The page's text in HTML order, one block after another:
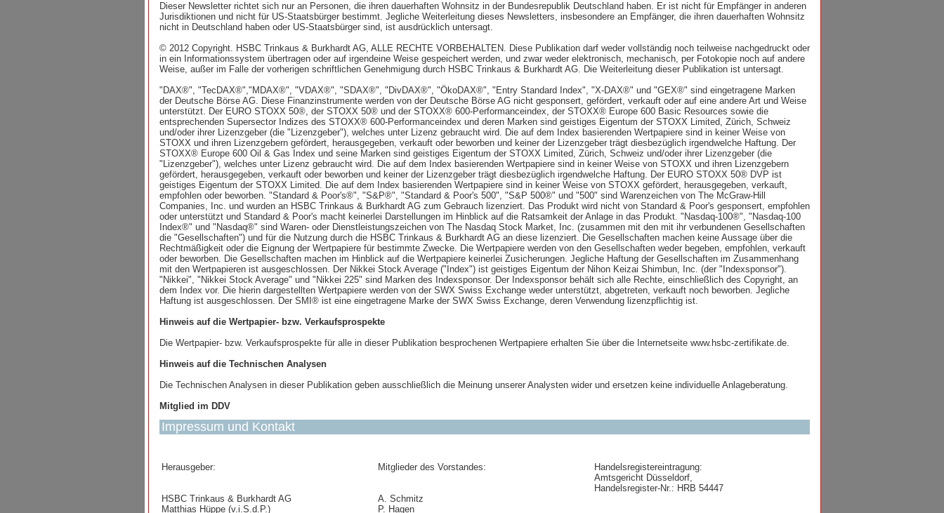
Dieser Newsletter richtet sich nur an Personen, die ihren dauerhaften Wohnsitz in der Bundesrepublik Deutschland haben. Er ist nicht für Empfänger in anderen
Jurisdiktionen und nicht für US-Staatsbürger bestimmt. Jegliche Weiterleitung dieses Newsletters, insbesondere an Empfänger, die ihren dauerhaften Wohnsitz
nicht in Deutschland haben oder US-Staatsbürger sind, ist ausdrücklich untersagt.
© 2012 Copyright. HSBC Trinkaus & Burkhardt AG, ALLE RECHTE VORBEHALTEN. Diese Publikation darf weder vollständig noch teilweise nachgedruckt oder
in ein Informationssystem übertragen oder auf irgendeine Weise gespeichert werden, und zwar weder elektronisch, mechanisch, per Fotokopie noch auf andere
Weise, außer im Falle der vorherigen schriftlichen Genehmigung durch HSBC Trinkaus & Burkhardt AG. Die Weiterleitung dieser Publikation ist untersagt.
"DAX®", "TecDAX®","MDAX®", "VDAX®", "SDAX®", "DivDAX®", "ÖkoDAX®", "Entry Standard Index", "X-DAX®" und "GEX®" sind eingetragene Marken
der Deutsche Börse AG. Diese Finanzinstrumente werden von der Deutsche Börse AG nicht gesponsert, gefördert, verkauft oder auf eine andere Art und Weise
unterstützt. Der EURO STOXX 50®, der STOXX 50® und der STOXX® 600-Performanceindex, der STOXX® Europe 600 Basic Resources sowie die
entsprechenden Supersector Indizes des STOXX® 600-Performanceindex und deren Marken sind geistiges Eigentum der STOXX Limited, Zürich, Schweiz
und/oder ihrer Lizenzgeber (die "Lizenzgeber"), welches unter Lizenz gebraucht wird. Die auf dem Index basierenden Wertpapiere sind in keiner Weise von
STOXX und ihren Lizenzgebern gefördert, herausgegeben, verkauft oder beworben und keiner der Lizenzgeber trägt diesbezüglich irgendwelche Haftung. Der
STOXX® Europe 600 Oil & Gas Index und seine Marken sind geistiges Eigentum der STOXX Limited, Zürich, Schweiz und/oder ihrer Lizenzgeber (die
"Lizenzgeber"), welches unter Lizenz gebraucht wird. Die auf dem Index basierenden Wertpapiere sind in keiner Weise von STOXX und ihren Lizenzgebern
gefördert, herausgegeben, verkauft oder beworben und keiner der Lizenzgeber trägt diesbezüglich irgendwelche Haftung. Der EURO STOXX 50® DVP ist
geistiges Eigentum der STOXX Limited. Die auf dem Index basierenden Wertpapiere sind in keiner Weise von STOXX gefördert, herausgegeben, verkauft,
empfohlen oder beworben. "Standard & Poor's®", "S&P®", "Standard & Poor's 500", "S&P 500®" und "500" sind Warenzeichen von The McGraw-Hill
Companies, Inc. und wurden an HSBC Trinkaus & Burkhardt AG zum Gebrauch lizenziert. Das Produkt wird nicht von Standard & Poor's gesponsert, empfohlen
oder unterstützt und Standard & Poor's macht keinerlei Darstellungen im Hinblick auf die Ratsamkeit der Anlage in das Produkt. "Nasdaq-100®", "Nasdaq-100
Index®" und "Nasdaq®" sind Waren- oder Dienstleistungszeichen von The Nasdaq Stock Market, Inc. (zusammen mit den mit ihr verbundenen Gesellschaften
die "Gesellschaften") und für die Nutzung durch die HSBC Trinkaus & Burkhardt AG an diese lizenziert. Die Gesellschaften machen keine Aussage über die
Rechtmäßigkeit oder die Eignung der Wertpapiere für bestimmte Zwecke. Die Wertpapiere werden von den Gesellschaften weder begeben, empfohlen, verkauft
oder beworben. Die Gesellschaften machen im Hinblick auf die Wertpapiere keinerlei Zusicherungen. Jegliche Haftung der Gesellschaften im Zusammenhang
mit den Wertpapieren ist ausgeschlossen. Der Nikkei Stock Average ("Index") ist geistiges Eigentum der Nihon Keizai Shimbun, Inc. (der "Indexsponsor").
"Nikkei", "Nikkei Stock Average" und "Nikkei 225" sind Marken des Indexsponsor. Der Indexsponsor behält sich alle Rechte, einschließlich des Copyright, an
dem Index vor. Die hierin dargestellten Wertpapiere werden von der SWX Swiss Exchange weder unterstützt, abgetreten, verkauft noch beworben. Jegliche
Haftung ist ausgeschlossen. Der SMI® ist eine eingetragene Marke der SWX Swiss Exchange, deren Verwendung lizenzpflichtig ist.
Hinweis auf die Wertpapier- bzw. Verkaufsprospekte
Die Wertpapier- bzw. Verkaufsprospekte für alle in dieser Publikation besprochenen Wertpapiere erhalten Sie über die Internetseite www.hsbc-zertifikate.de.
Hinweis auf die Technischen Analysen
Die Technischen Analysen in dieser Publikation geben ausschließlich die Meinung unserer Analysten wider und ersetzen keine individuelle Anlageberatung.
Mitglied im DDV
Impressum und Kontakt
Herausgeber:
HSBC Trinkaus & Burkhardt AG
Matthias Hüppe (v.i.S.d.P.)
Mitglieder des Vorstandes:
A. Schmitz
P. Hagen
Handelsregistereintragung:
Amtsgericht Düsseldorf,
Handelsregister-Nr.: HRB 54447